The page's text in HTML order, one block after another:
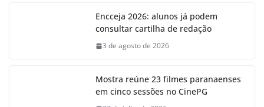
Encceja 2026: alunos já podem
consultar cartilha de redação
3 de agosto de 2026
Mostra reúne 23 filmes paranaenses
em cinco sessões no CinePG